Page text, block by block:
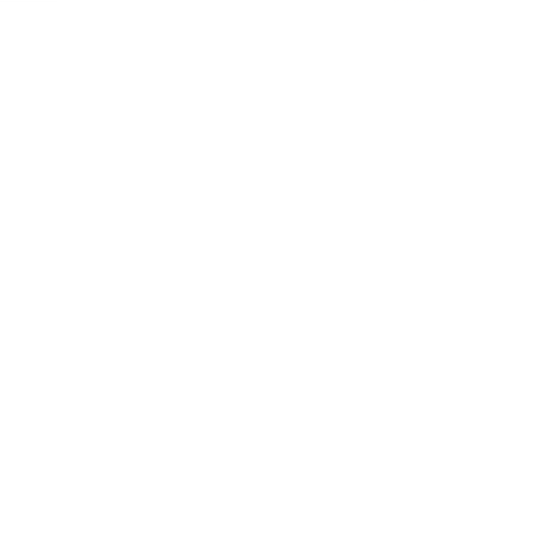
לטפל באירוע ולתחקר את המעורבים.